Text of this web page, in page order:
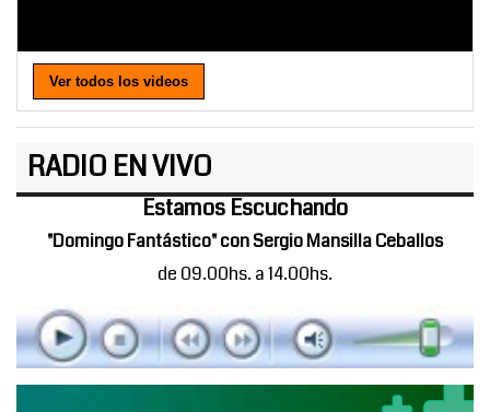
Ver todos los videos
RADIO EN VIVO
Estamos Escuchando
"Domingo Fantástico" con Sergio Mansilla Ceballos
de 09.00hs. a 14.00hs.